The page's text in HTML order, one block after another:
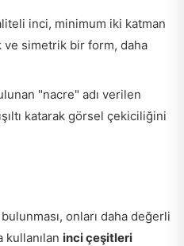
inci, minimum iki katman
ve simetrik bir form, daha
"nacre" adı verilen
katarak görsel çekiciliğini
onları daha değerli
kullanılan inci çeşitleri